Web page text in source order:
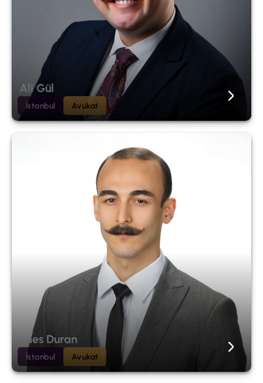
Ali Gül
İstanbul Avukat
Enes Duran
İstanbul Avukat